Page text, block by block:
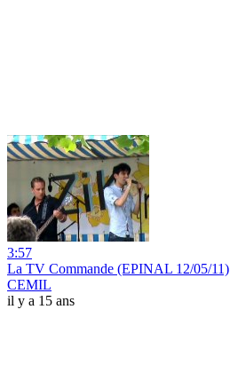
3:57
La TV Commande (EPINAL 12/05/11)
CEMIL
il y a 15 ans